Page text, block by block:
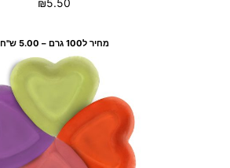
₪5.50
מחיר ל100 גרם – 5.00 ש"ח